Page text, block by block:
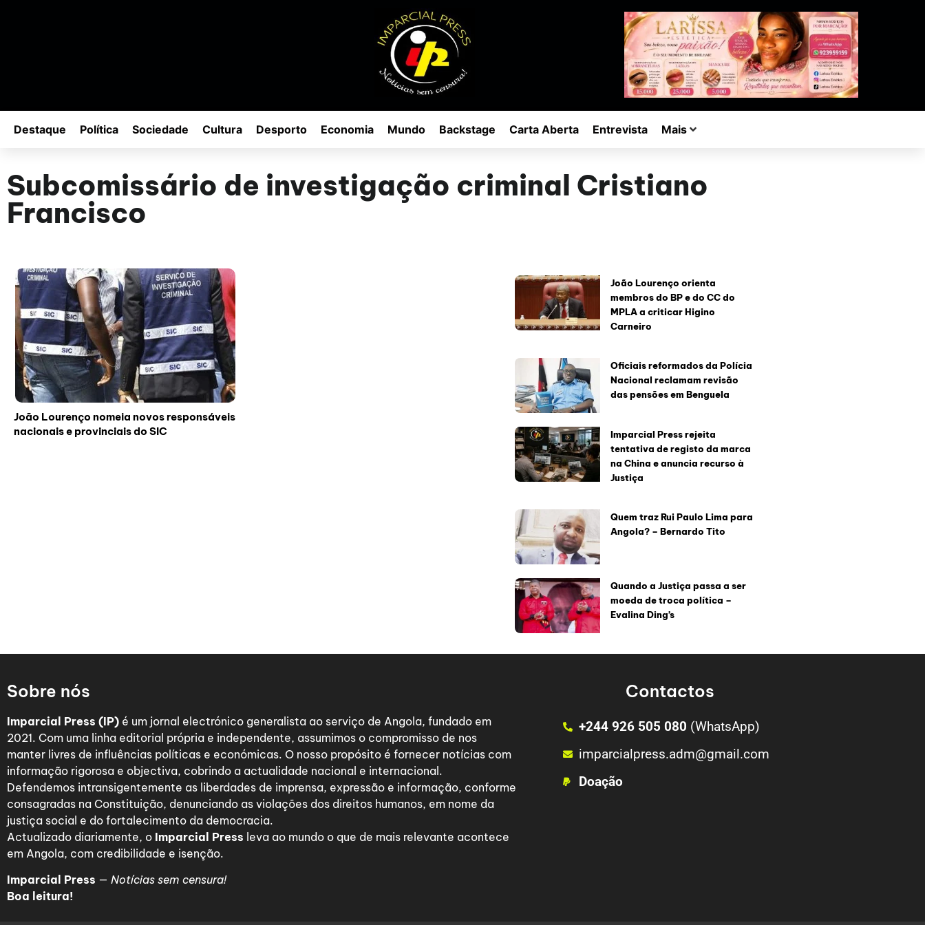
Destaque Política Sociedade Cultura Desporto Economia Mundo Backstage Carta Aberta Entrevista Mais
Subcomissário de investigação criminal Cristiano
Francisco
João Lourenço nomeia novos responsáveis
nacionais e provinciais do SIC
João Lourenço orienta
membros do BP e do CC do
MPLA a criticar Higino
Carneiro
Oficiais reformados da Polícia
Nacional reclamam revisão
das pensões em Benguela
Imparcial Press rejeita
tentativa de registo da marca
na China e anuncia recurso à
Justiça
Quem traz Rui Paulo Lima para
Angola? – Bernardo Tito
Quando a Justiça passa a ser
moeda de troca política –
Evalina Ding’s
Sobre nós
Imparcial Press (IP) é um jornal electrónico generalista ao serviço de Angola, fundado em
2021. Com uma linha editorial própria e independente, assumimos o compromisso de nos
manter livres de influências políticas e económicas. O nosso propósito é fornecer notícias com
informação rigorosa e objectiva, cobrindo a actualidade nacional e internacional.
Defendemos intransigentemente as liberdades de imprensa, expressão e informação, conforme
consagradas na Constituição, denunciando as violações dos direitos humanos, em nome da
justiça social e do fortalecimento da democracia.
Actualizado diariamente, o Imparcial Press leva ao mundo o que de mais relevante acontece
em Angola, com credibilidade e isenção.
Imparcial Press — Notícias sem censura!
Boa leitura!
Contactos
+244 926 505 080 (WhatsApp)
imparcialpress.adm@gmail.com
Doação